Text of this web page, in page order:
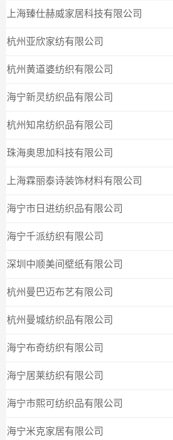
上海臻仕赫威家居科技有限公司
杭州亚欣家纺有限公司
杭州黄道婆纺织有限公司
海宁新灵纺织品有限公司
杭州知帛纺织品有限公司
珠海奥思加科技有限公司
上海霖丽泰诗装饰材料有限公司
海宁市日进纺织品有限公司
海宁千派纺织有限公司
深圳中顺美间壁纸有限公司
杭州曼巴迈布艺有限公司
杭州曼城纺织品有限公司
海宁布奇纺织有限公司
海宁居莱纺织有限公司
海宁市熙可纺织品有限公司
海宁米克家居有限公司